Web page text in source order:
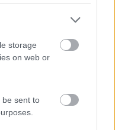
storage
on web or
be sent to
con 5 piazzole